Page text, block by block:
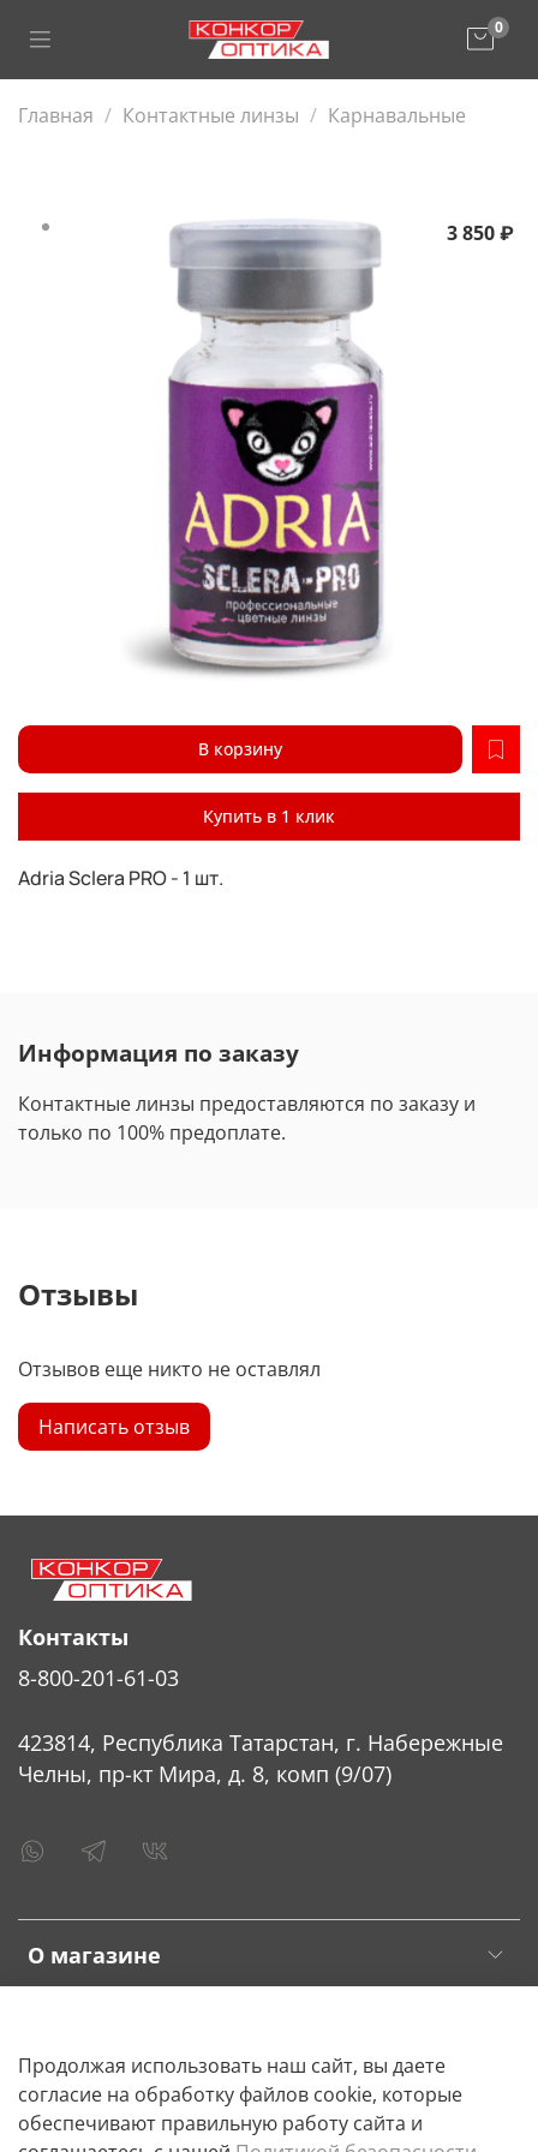
0
Главная Контактные линзы Карнавальные
Adria Sclera PRO - 1 шт.
3 850 ₽
В корзину
Купить в 1 клик
Информация по заказу
Контактные линзы предоставляются по заказу и
только по 100% предоплате.
Отзывы
Отзывов еще никто не оставлял
Написать отзыв
О магазине
Контакты
8-800-201-61-03
423814, Республика Татарстан, г. Набережные
Челны, пр-кт Мира, д. 8, комп (9/07)
Продолжая использовать наш сайт, вы даете
согласие на обработку файлов cookie, которые
обеспечивают правильную работу сайта и